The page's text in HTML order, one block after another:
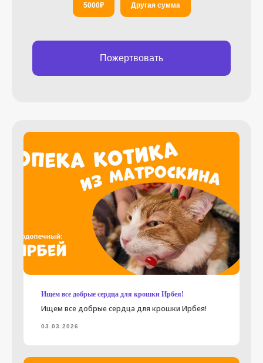
5000₽ Другая сумма
Пожертвовать
Ищем все добрые сердца для крошки Ирбея!
Ищем все добрые сердца для крошки Ирбея!
03.03.2026